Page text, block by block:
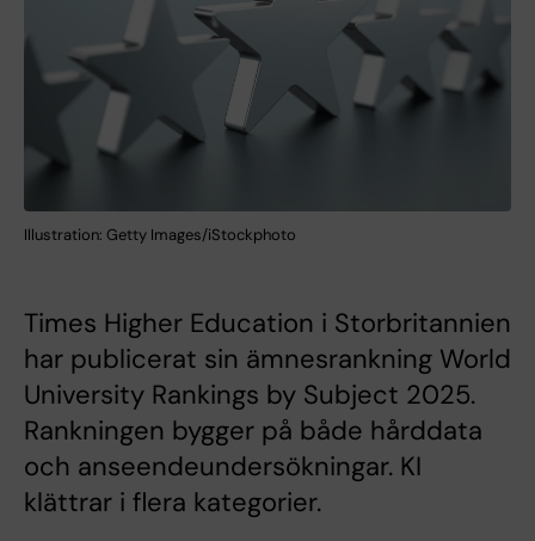
Illustration: Getty Images/iStockphoto
Times Higher Education i Storbritannien
har publicerat sin ämnesrankning World
University Rankings by Subject 2025.
Rankningen bygger på både hårddata
och anseendeundersökningar. KI
klättrar i flera kategorier.